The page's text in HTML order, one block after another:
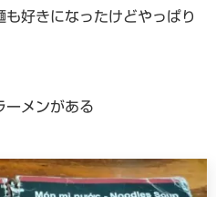
好きになったけどやっぱり
ーメンがある